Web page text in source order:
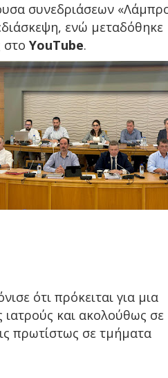
συνεδριάσεων
ενώ μεταδόθηκε
στο YouTube.
ότι πρόκειται για μια
ιατρούς και ακολούθως σε
πρωτίστως σε τμήματα